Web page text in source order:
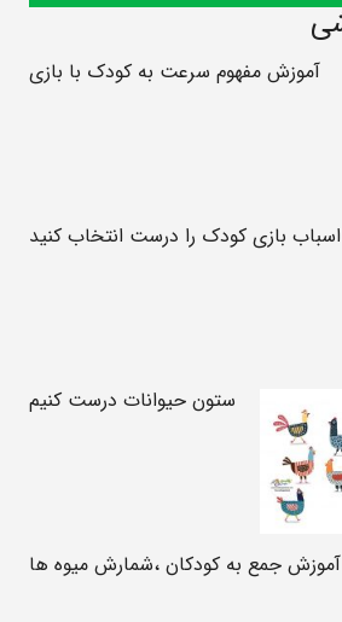
آموزش مفهوم سرعت به کودک با بازی
اسباب بازی کودک را درست انتخاب کنید
ستون حیوانات درست کنیم
آموزش جمع به کودکان ،شمارش میوه ها